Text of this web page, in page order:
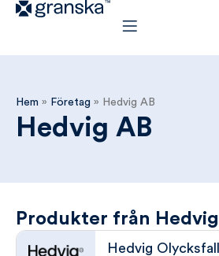
Hem » Företag » Hedvig AB
Hedvig AB
Produkter från
Hedvig